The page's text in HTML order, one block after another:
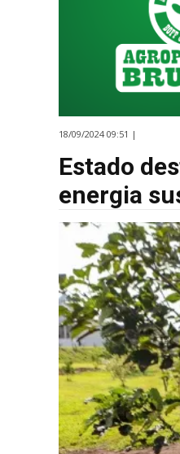
18/09/2024 09:51 |
Estado
energia